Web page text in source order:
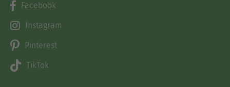
Facebook
Instagram
Pinterest
TikTok